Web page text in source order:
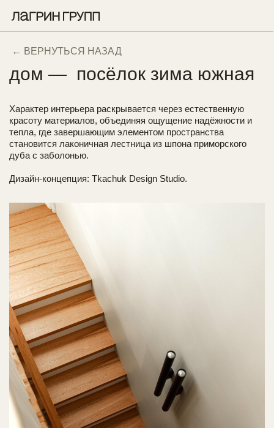
дом — посёлок зима южная
Характер интерьера раскрывается через естественную
красоту материалов, объединяя ощущение надёжности и
тепла, где завершающим элементом пространства
становится лаконичная лестница из шпона приморского
дуба с заболонью.
Дизайн-концепция: Tkachuk Design Studio.